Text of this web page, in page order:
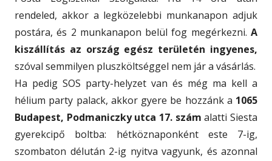
rendeled, akkor a legközelebbi munkanapon adjuk
postára, és 2 munkanapon belül fog megérkezni. A
kiszállítás az ország egész területén ingyenes,
szóval semmilyen pluszköltséggel nem jár a vásárlás.
Ha pedig SOS party-helyzet van és még ma kell a
hélium party palack, akkor gyere be hozzánk a 1065
Budapest, Podmaniczky utca 17. szám alatti Siesta
gyerekcipő boltba: hétköznaponként este 7-ig,
szombaton délután 2-ig nyitva vagyunk, és azonnal